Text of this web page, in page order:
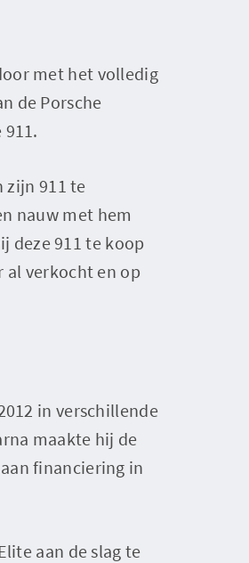
met het volledig
de Porsche
911 te
nauw met hem
deze 911 te koop
al verkocht en op
in verschillende
maakte hij de
financiering in
aan de slag te